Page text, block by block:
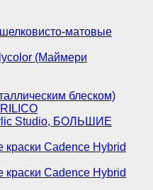
матовые
(Маймери
блеском)
Studio, БОЛЬШИЕ
Cadence Hybrid
Cadence Hybrid